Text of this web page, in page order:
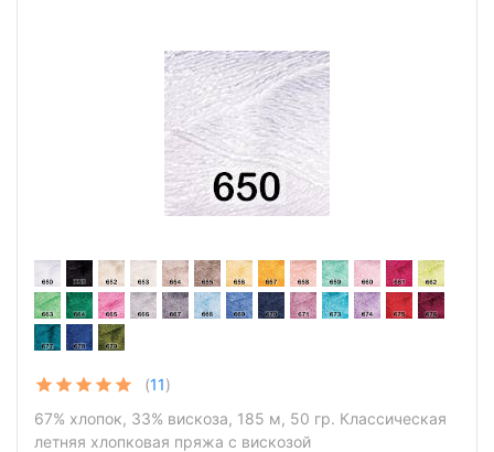
(11)
67% хлопок, 33% вискоза, 185 м, 50 гр. Классическая
летняя хлопковая пряжа с вискозой